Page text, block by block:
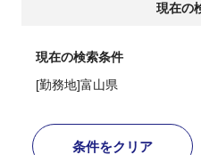
現在の
現在の検索条件
[勤務地]富山県
条件をクリア